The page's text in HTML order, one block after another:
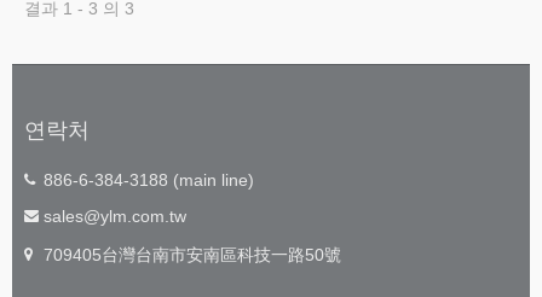
결과 1 - 3 의 3
연락처
886-6-384-3188 (main line)
sales@ylm.com.tw
709405台灣台南市安南區科技一路50號